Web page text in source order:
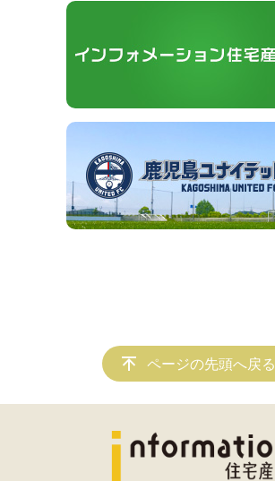
ページの先頭へ戻る